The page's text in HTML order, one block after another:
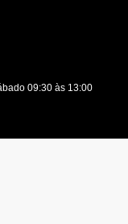
09:30 às 13:00